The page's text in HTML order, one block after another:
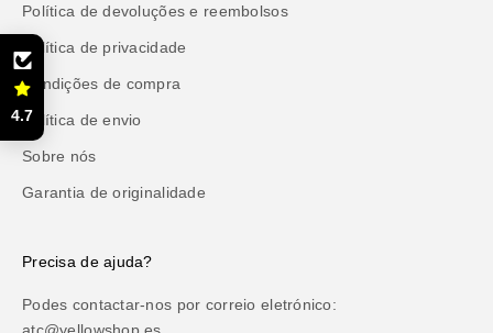
Política de devoluções e reembolsos
Política de privacidade
Condições de compra
Política de envio
Sobre nós
Garantia de originalidade
Precisa de ajuda?
Podes contactar-nos por correio eletrónico:
4.7